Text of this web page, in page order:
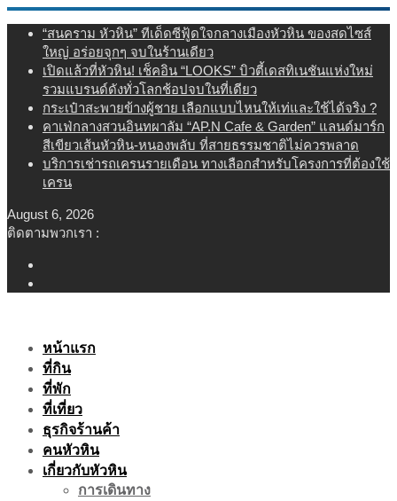
Skip
content
“สนคราม หัวหิน” ทีเด็ดซีฟู้ดใจกลางเมืองหัวหิน ของสดไซส์
ใหญ่ อร่อยจุกๆ จบในร้านเดียว
เปิดแล้วที่หัวหิน! เช็คอิน “LOOKS” บิวตี้เดสทิเนชันแห่งใหม่
รวมแบรนด์ดังทั่วโลกช้อปจบในที่เดียว
กระเป๋าสะพายข้างผู้ชาย เลือกแบบไหนให้เท่และใช้ได้จริง ?
คาเฟ่กลางสวนอินทผาลัม “AP.N Cafe & Garden” แลนด์มาร์ก
สีเขียวเส้นหัวหิน-หนองพลับ ที่สายธรรมชาติไม่ควรพลาด
บริการเช่ารถเครนรายเดือน ทางเลือกสำหรับโครงการที่ต้องใช้
เครน
August 6, 2026
ติดตามพวกเรา :
หน้าแรก
ที่กิน
ที่พัก
ที่เที่ยว
ธุรกิจร้านค้า
คนหัวหิน
เกี่ยวกับหัวหิน
การเดินทาง